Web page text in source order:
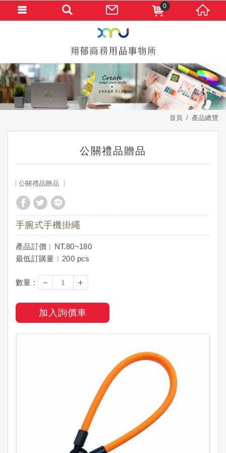
首頁 產品總覽
公關禮品贈品
公關禮品贈品
手腕式手機掛繩
產品訂價︱NT.80~180
最低訂購量︱200 pcs
數量 : － ＋
加入詢價車
0